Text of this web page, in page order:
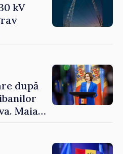
kV
după
Maia